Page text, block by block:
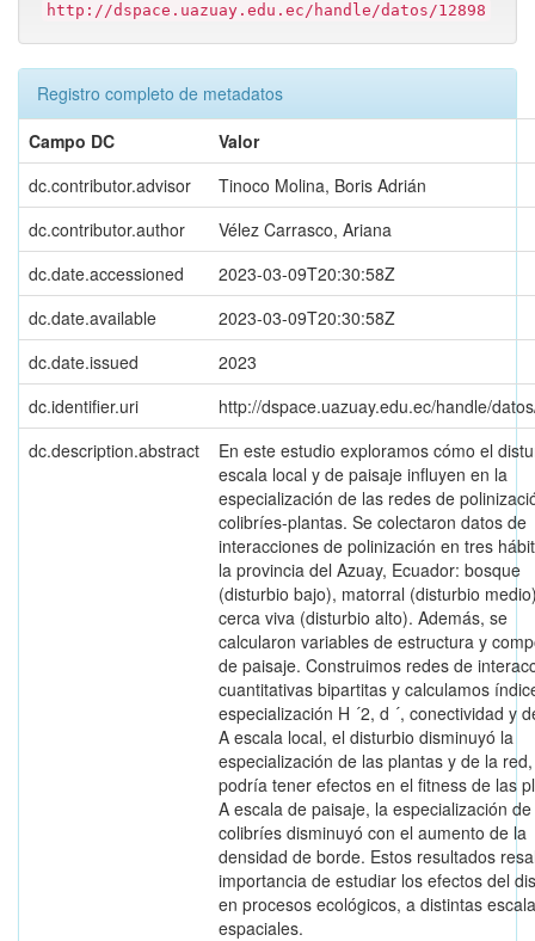
http://dspace.uazuay.edu.ec/handle/datos/12898
Registro completo de metadatos
Campo DC
Valor
dc.contributor.advisor
Tinoco Molina, Boris Adrián
dc.contributor.author
Vélez Carrasco, Ariana
dc.date.accessioned
2023-03-09T20:30:58Z
dc.date.available
2023-03-09T20:30:58Z
dc.date.issued
2023
dc.identifier.uri
http://dspace.uazuay.edu.ec/handle/
dc.description.abstract
En este estudio exploramos cómo el
escala local y de paisaje influyen en la
especialización de las redes de
colibríes-plantas. Se colectaron datos de
interacciones de polinización en tres
la provincia del Azuay, Ecuador: bosque
(disturbio bajo), matorral (disturbio
cerca viva (disturbio alto). Además, se
calcularon variables de estructura y
de paisaje. Construimos redes de
cuantitativas bipartitas y calculamos
especialización H ´2, d ´, conectividad y
A escala local, el disturbio disminuyó la
especialización de las plantas y de la
podría tener efectos en el fitness de las
A escala de paisaje, la especialización de
colibríes disminuyó con el aumento de la
densidad de borde. Estos resultados
importancia de estudiar los efectos del
en procesos ecológicos, a distintas
espaciales.